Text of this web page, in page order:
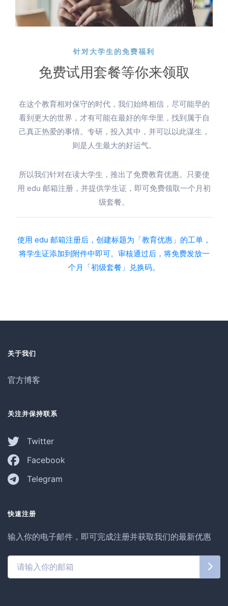
针对大学生的免费福利
免费试用套餐等你来领取
在这个教育相对保守的时代，我们始终相信，尽可能早的
看到更大的世界，才有可能在最好的年华里，找到属于自
己真正热爱的事情。专研，投入其中，并可以以此谋生，
则是人生最大的好运气。
所以我们针对在读大学生，推出了免费教育优惠。只要使
用 edu 邮箱注册，并提供学生证，即可免费领取一个月初
级套餐。
使用 edu 邮箱注册后，创建标题为「教育优惠」的工单，
将学生证添加到附件中即可。审核通过后，将免费发放一
个月「初级套餐」兑换码。
关于我们
官方博客
关注并保持联系
Twitter
Facebook
Telegram
快速注册
输入你的电子邮件，即可完成注册并获取我们的最新优惠